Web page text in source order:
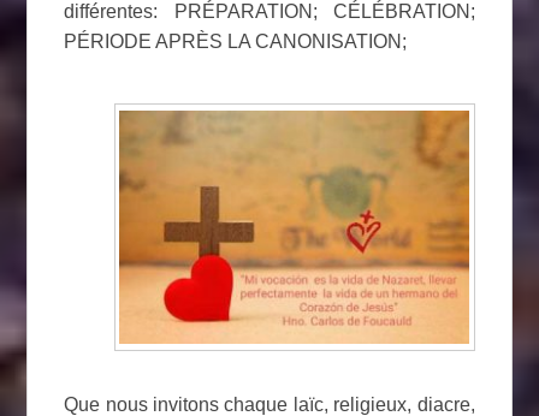
différentes: PRÉPARATION; CÉLÉBRATION;
PÉRIODE APRÈS LA CANONISATION;
Que nous invitons chaque laïc, religieux, diacre,